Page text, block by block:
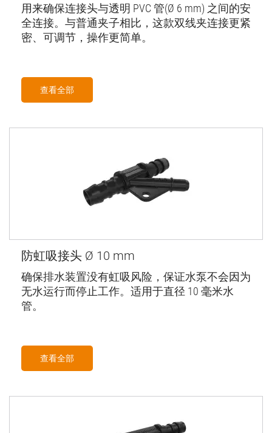
用来确保连接头与透明 PVC 管(Ø 6 mm) 之间的安
全连接。与普通夹子相比，这款双线夹连接更紧
密、可调节，操作更简单。
查看全部
防虹吸接头 Ø 10 mm
确保排水装置没有虹吸风险，保证水泵不会因为
无水运行而停止工作。适用于直径 10 毫米水
管。
查看全部